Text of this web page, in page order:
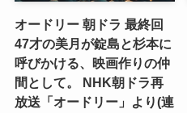
オードリー 朝ドラ 最終回
47才の美月が錠島と杉本に
呼びかける、映画作りの仲
間として。 NHK朝ドラ再
放送「オードリー」より(連